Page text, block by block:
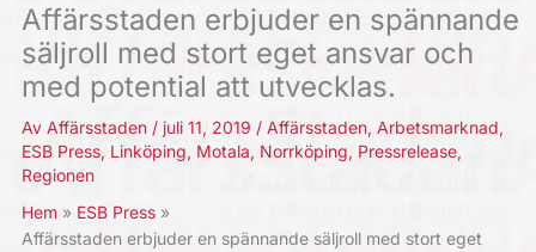
Affärsstaden erbjuder en spännande
säljroll med stort eget ansvar och
med potential att utvecklas.
Av Affärsstaden / juli 11, 2019 / Affärsstaden, Arbetsmarknad,
ESB Press, Linköping, Motala, Norrköping, Pressrelease,
Regionen
Hem
ESB Press
Affärsstaden erbjuder en spännande säljroll med stort eget